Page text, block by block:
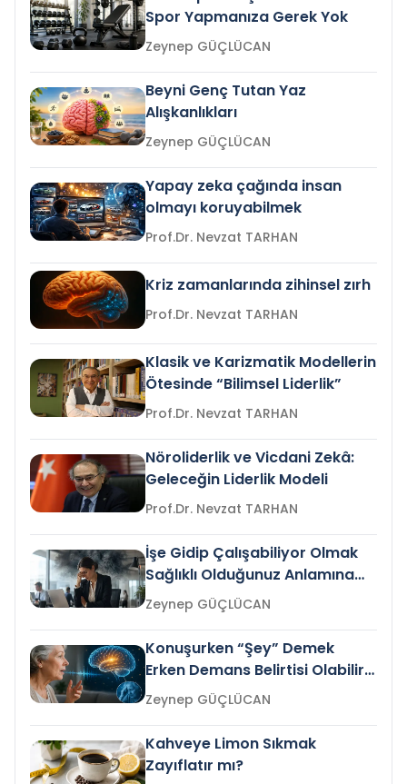
Spor Yapmanıza Gerek Yok
Zeynep GÜÇLÜCAN
Beyni Genç Tutan Yaz
Alışkanlıkları
Zeynep GÜÇLÜCAN
Yapay zeka çağında insan
olmayı koruyabilmek
Prof.Dr. Nevzat TARHAN
Kriz zamanlarında zihinsel zırh
Prof.Dr. Nevzat TARHAN
Klasik ve Karizmatik Modellerin
Ötesinde “Bilimsel Liderlik”
Prof.Dr. Nevzat TARHAN
Nöroliderlik ve Vicdani Zekâ:
Geleceğin Liderlik Modeli
Prof.Dr. Nevzat TARHAN
İşe Gidip Çalışabiliyor Olmak
Sağlıklı Olduğunuz Anlamına
Gelir mi?Zeynep GÜÇLÜCAN
Konuşurken “Şey” Demek
Erken Demans Belirtisi Olabilir
mi?
Zeynep GÜÇLÜCAN
Kahveye Limon Sıkmak
Zayıflatır mı?